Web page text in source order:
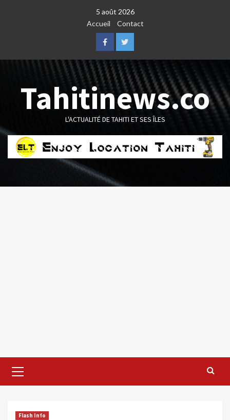
5 août 2026
Accueil
Contact
FacebookTwitter
Tahitinews.co
L'ACTUALITÉ DE TAHITI ET SES ÎLES
Menu
Flash Info